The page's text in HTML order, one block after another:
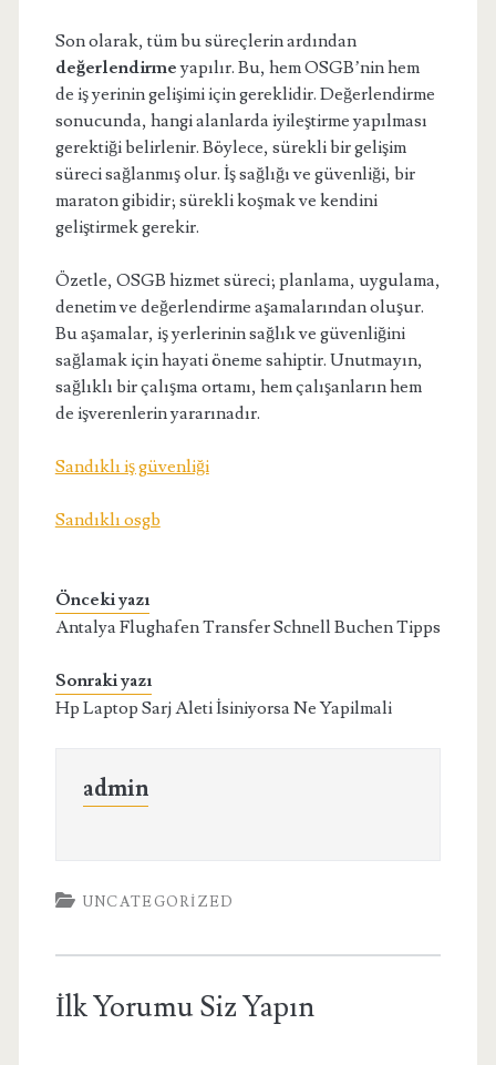
Son olarak, tüm bu süreçlerin ardından
değerlendirmeyapılır. Bu, hem OSGB’nin hem
de iş yerinin gelişimi için gereklidir. Değerlendirme
sonucunda, hangi alanlarda iyileştirme yapılması
gerektiği belirlenir. Böylece, sürekli bir gelişim
süreci sağlanmış olur. İş sağlığı ve güvenliği, bir
maraton gibidir; sürekli koşmak ve kendini
geliştirmek gerekir.
Özetle, OSGB hizmet süreci; planlama, uygulama,
denetim ve değerlendirme aşamalarından oluşur.
Bu aşamalar, iş yerlerinin sağlık ve güvenliğini
sağlamak için hayati öneme sahiptir. Unutmayın,
sağlıklı bir çalışma ortamı, hem çalışanların hem
de işverenlerin yararınadır.
Sandıklı iş güvenliği
Sandıklı osgb
Önceki yazı
Antalya Flughafen Transfer Schnell Buchen Tipps
Sonraki yazı
Hp Laptop Sarj Aleti İsiniyorsa Ne Yapilmali
admin
UNCATEGORIZED
İlk Yorumu Siz Yapın